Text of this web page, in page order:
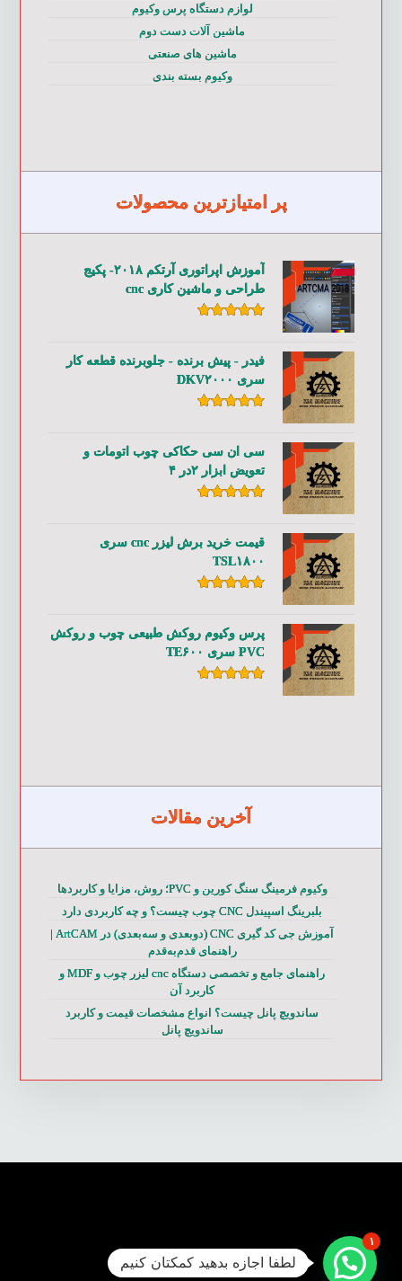
لوازم دستگاه پرس وکیوم
ماشین آلات دست دوم
ماشین های صنعتی
وکیوم بسته بندی
پر امتیازترین محصولات
آموزش اپراتوری آرتکم ۲۰۱۸- پکیج
طراحی و ماشین کاری cnc
فیدر - پیش برنده - جلوبرنده قطعه کار
سری DKV۲۰۰۰
سی ان سی حکاکی چوب اتومات و
تعویض ابزار ۲در ۴
قیمت خرید برش لیزر cnc سری
TSL۱۸۰۰
پرس وکیوم روکش طبیعی چوب و روکش
PVC سری TE۶۰۰
آخرین مقالات
وکیوم فرمینگ سنگ کورین و PVC؛ روش، مزایا و کاربردها
بلبرینگ اسپیندل CNC چوب چیست؟ و چه کاربردی دارد
آموزش جی کد گیری CNC (دوبعدی و سه‌بعدی) در ArtCAM |
راهنمای قدم‌به‌قدم
راهنمای جامع و تخصصی دستگاه cnc لیزر چوب و MDF و
کاربرد آن
ساندویچ پانل چیست؟ انواع مشخصات قیمت و کاربرد
ساندویچ پانل
لطفا اجازه بدهید کمکتان کنیم
۱